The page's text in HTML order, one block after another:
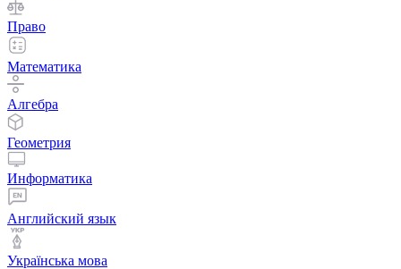
Право
Математика
Алгебра
Геометрия
Информатика
Английский язык
Українська мова